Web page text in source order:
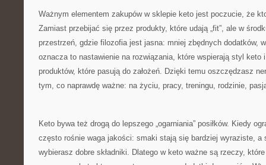
Ważnym elementem zakupów w sklepie keto jest poczucie, że
Zamiast przebijać się przez produkty, które udają „fit”, ale w
przestrzeń, gdzie filozofia jest jasna: mniej zbędnych dodatków,
oznacza to nastawienie na rozwiązania, które wspierają styl keto
produktów, które pasują do założeń. Dzięki temu oszczędzasz
tym, co naprawdę ważne: na życiu, pracy, treningu, rodzinie,
Keto bywa też drogą do lepszego „ogarniania” posiłków. Kiedy
często rośnie waga jakości: smaki stają się bardziej wyraziste,
wybierasz dobre składniki. Dlatego w keto ważne są rzeczy,